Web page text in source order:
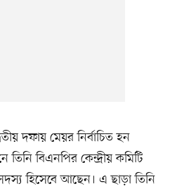
দফায় মেয়র নির্বাচিত হন
বিএনপির কেন্দ্রীয় কমিটি
হিসেবে আছেন। এ ছাড়া তিনি